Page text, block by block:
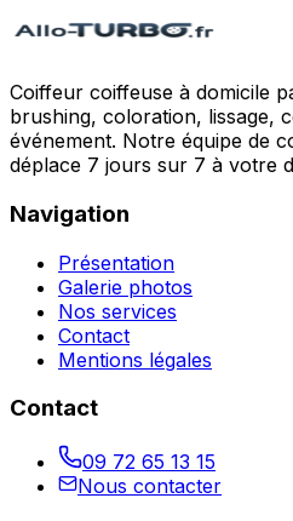
Coiffeur coiffeuse à domicile
brushing, coloration, lissage,
événement. Notre équipe de
déplace 7 jours sur 7 à votre
Navigation
Présentation
Galerie photos
Nos services
Contact
Mentions légales
Contact
09 72 65 13 15
Nous contacter